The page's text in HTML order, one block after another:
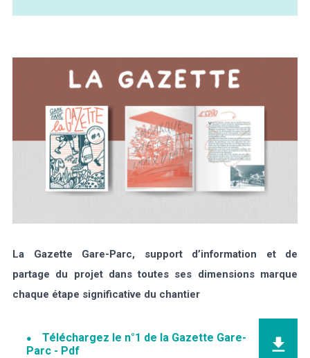
La Gazette Gare-Parc, support d’information et de
partage du projet dans toutes ses dimensions marque
chaque étape significative du chantier
Téléchargez le n°1 de la Gazette Gare-
Parc - Pdf